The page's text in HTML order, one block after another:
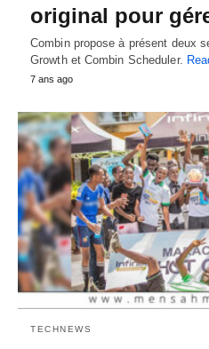
original pour
Combin propose à présent deux
Growth et Combin Scheduler.
7 ans ago
TECHNEWS